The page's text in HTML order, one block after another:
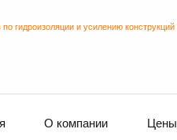
гидроизоляции и усилению конструкций
О компании Цены